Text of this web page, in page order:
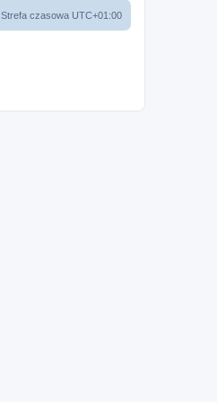
Strefa czasowa UTC+01:00